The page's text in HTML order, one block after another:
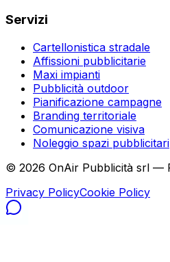
Servizi
Cartellonistica stradale
Affissioni pubblicitarie
Maxi impianti
Pubblicità outdoor
Pianificazione campagne
Branding territoriale
Comunicazione visiva
Noleggio spazi pubblicitari
© 2026 OnAir Pubblicità srl —
Privacy PolicyCookie Policy